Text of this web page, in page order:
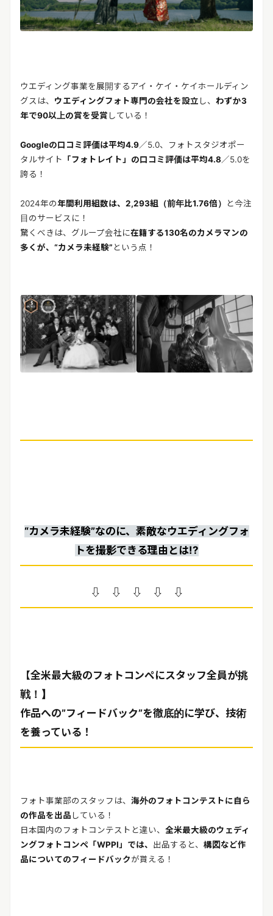
ウエディング事業を展開するアイ・ケイ・ケイホールディン
グスは、 ウエディングフォト専門の会社を設立 し、 わずか3
年で90以上の賞を受賞 している！
Googleの口コミ評価は平均4.9／5.0、フォトスタジオポー
タルサイト
「フォトレイト」の口コミ評価は平均4.8／5.0を
誇る！
2024年の年間利用組数は、2,293組（前年比1.76倍）
と今注
目のサービスに！
驚くべきは、グループ会社に在籍する130名のカメラマンの
多くが、“カメラ未経験” という点！
“カメラ未経験”なのに、素敵なウエディングフォ
トを撮影できる理由とは!?
⇩ ⇩ ⇩ ⇩ ⇩
【全米最大級のフォトコンペにスタッフ全員が挑
戦！】
作品への”フィードバック”を徹底的に学び、技術
を養っている！
フォト事業部のスタッフは、 海外のフォトコンテストに自ら
の作品を出品 している！
日本国内のフォトコンテストと違い、 全米最大級のウェディ
ングフォトコンペ「WPPI」では、 出品すると、 構図など作
品についてのフィードバックが貰える！